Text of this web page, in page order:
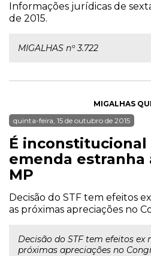
Informações jurídicas de
de 2015.
MIGALHAS nº 3.722
MIGALHAS
quinta-feira, 15 de outubro de 2015
É inconstitucional
emenda estranha
MP
Decisão do STF tem efeitos
as próximas apreciações no
Decisão do STF tem efeitos ex
próximas apreciações no